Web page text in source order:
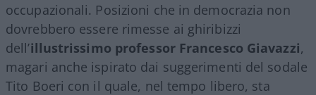
occupazionali. Posizioni che in democrazia non
dovrebbero essere rimesse ai ghiribizzi
dell’illustrissimo professor Francesco Giavazzi,
magari anche ispirato dai suggerimenti del sodale
Tito Boeri con il quale, nel tempo libero, sta